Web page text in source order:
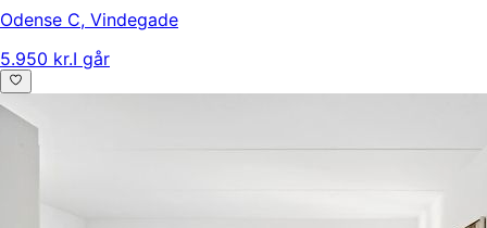
Odense C, Vindegade
5.950 kr.I går